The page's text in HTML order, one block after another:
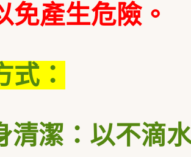
免產生危險。
式：
清潔：以不滴